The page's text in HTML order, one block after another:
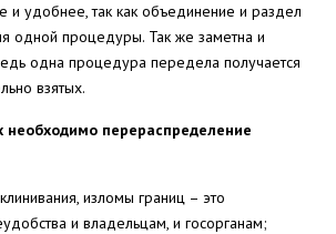
и удобнее, так как объединение и раздел
одной процедуры. Так же заметна и
одна процедура передела получается
взятых.
необходимо перераспределение
изломы границ – это
и владельцам, и госорганам;